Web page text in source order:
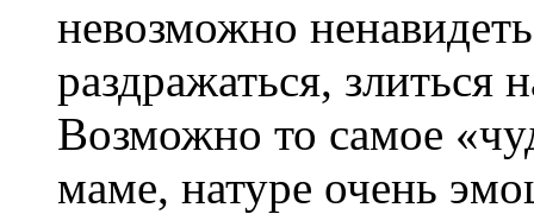
невозможно
раздражаться, злиться
Возможно то самое
маме, натуре очень